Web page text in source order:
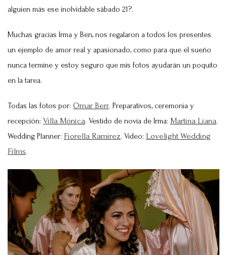
alguien más ese inolvidable sábado 21?.
Muchas gracias Irma y Ben, nos regalaron a todos los presentes
un ejemplo de amor real y apasionado, como para que el sueño
nunca termine y estoy seguro que mis fotos ayudarán un poquito
en la tarea.
Todas las fotos por: Omar Berr. Preparativos, ceremonia y
recepción: Villa Mónica. Vestido de novia de Irma: Martina Liana.
Wedding Planner: Fiorella Ramirez. Video: Lovelight Wedding
Films.